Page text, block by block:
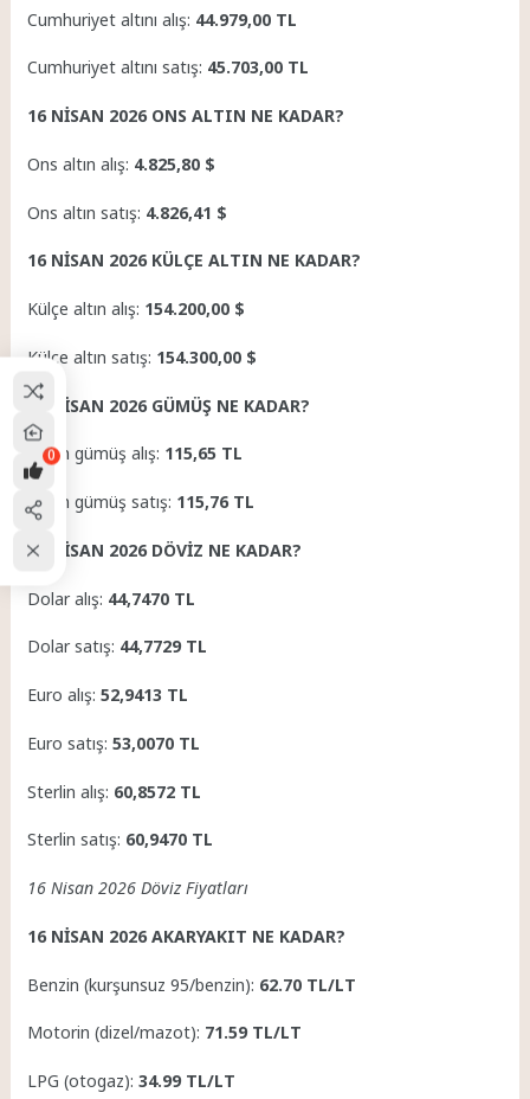
Cumhuriyet altını alış: 44.979,00 TL
Cumhuriyet altını satış: 45.703,00 TL
16 NİSAN 2026 ONS ALTIN NE KADAR?
Ons altın alış: 4.825,80 $
Ons altın satış: 4.826,41 $
16 NİSAN 2026 KÜLÇE ALTIN NE KADAR?
Külçe altın alış: 154.200,00 $
Külçe altın satış: 154.300,00 $
16 NİSAN 2026 GÜMÜŞ NE KADAR?
Gram gümüş alış: 115,65 TL
Gram gümüş satış: 115,76 TL
16 NİSAN 2026 DÖVİZ NE KADAR?
Dolar alış: 44,7470 TL
Dolar satış: 44,7729 TL
Euro alış:52,9413 TL
Euro satış:53,0070 TL
Sterlin alış: 60,8572 TL
Sterlin satış: 60,9470 TL
16 Nisan 2026 Döviz Fiyatları
16 NİSAN 2026 AKARYAKIT NE KADAR?
Benzin (kurşunsuz 95/benzin): 62.70 TL/LT
Motorin (dizel/mazot): 71.59 TL/LT
LPG (otogaz):34.99 TL/LT
0